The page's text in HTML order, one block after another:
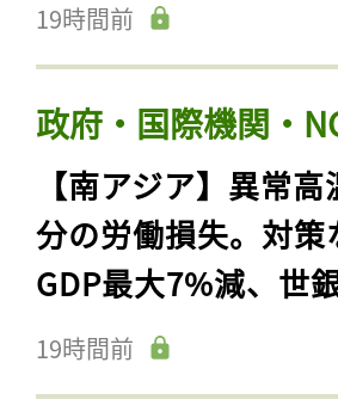
19時間前
政府・国際機関・
【南アジア】異常
分の労働損失。対
GDP最大7%減、世
19時間前